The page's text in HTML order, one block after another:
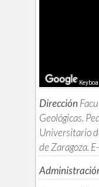
Dirección
Geológicas.
Universitario
de Zaragoza.